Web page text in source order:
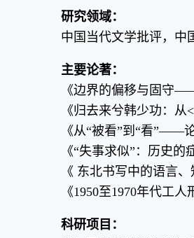
研究领域：
中国当代文学批评，中
主要论著：
《边界的偏移与固守
《归去来兮韩少功：
《从“被看”到“看”——
《“失事求似”：历史
《 东北书写中的语言
《1950至1970年代工
科研项目：